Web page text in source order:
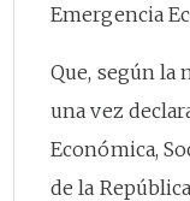
Emergencia
Que, según la
una vez
Económica,
de la